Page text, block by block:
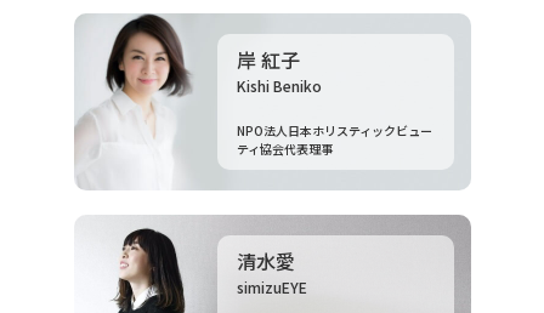
岸 紅子
Kishi Beniko
NPO法人日本ホリスティックビュー
ティ協会代表理事
清水愛
simizuEYE